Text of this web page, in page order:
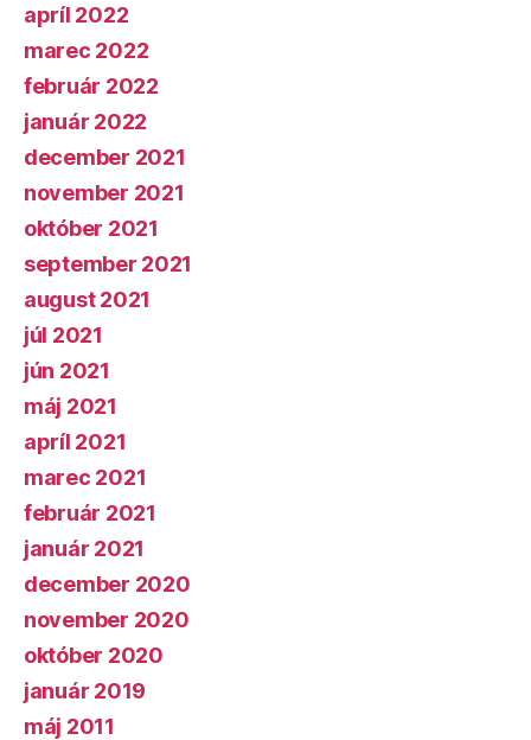
apríl 2022
marec 2022
február 2022
január 2022
december 2021
november 2021
október 2021
september 2021
august 2021
júl 2021
jún 2021
máj 2021
apríl 2021
marec 2021
február 2021
január 2021
december 2020
november 2020
október 2020
január 2019
máj 2011